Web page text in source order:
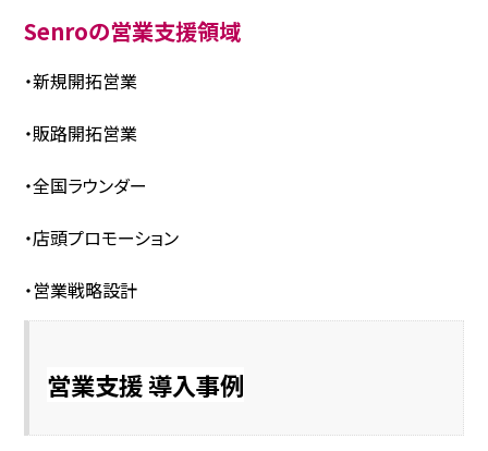
Senroの営業支援領域
・新規開拓営業
・販路開拓営業
・全国ラウンダー
・店頭プロモーション
・営業戦略設計
営業支援 導入事例